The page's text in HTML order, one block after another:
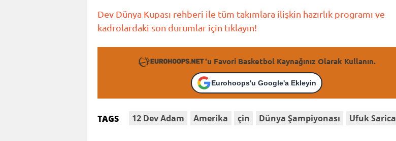
Dev Dünya Kupası rehberi ile tüm takımlara ilişkin hazırlık programı ve
kadrolardaki son durumlar için tıklayın!
'u Favori Basketbol Kaynağınız Olarak Kullanın.
Eurohoops'u Google'a Ekleyin
TAGS 12 Dev Adam Amerika çin Dünya Şampiyonası Ufuk Sarica